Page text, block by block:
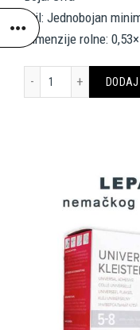
Stil: Jednobojan
Dimenzije rolne:
DODAJ